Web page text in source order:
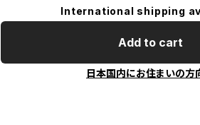
International shipping
Add to cart
日本国内にお住まいの方